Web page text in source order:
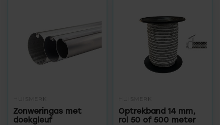
HUISMERK
Zonweringas met
doekgleuf
HUISMERK
Optrekband 14 mm,
rol 50 of 500 meter